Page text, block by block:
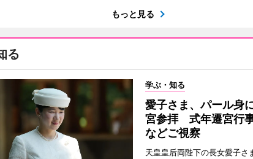
もっと見る
る
学ぶ・知る
愛子さま、パール身
宮参拝 式年遷宮行事
などご視察
天皇皇后両陛下の長女愛子さ